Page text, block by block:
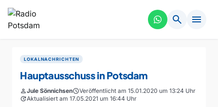
search menu
LOKALNACHRICHTEN
Hauptausschuss in Potsdam
personJule SönnichsenscheduleVeröffentlicht am 15.01.2020 um 13:24 Uhr
updateAktualisiert am 17.05.2021 um 16:44 Uhr